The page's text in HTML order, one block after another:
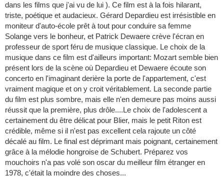
dans les films que j'ai vu de lui ). Ce film est à la fois hilarant,
triste, poétique et audacieux. Gérard Depardieu est irrésistible en
moniteur d'auto-école prêt à tout pour conduire sa femme
Solange vers le bonheur, et Patrick Dewaere crève l'écran en
professeur de sport féru de musique classique. Le choix de la
musique dans ce film est d'ailleurs important: Mozart semble bien
présent lors de la scène où Depardieu et Dewaere écoute son
concerto en l'imaginant derière la porte de l'appartement, c'est
vraiment magique et on y croit véritablement. La seconde partie
du film est plus sombre, mais elle n'en demeure pas moins aussi
réussit que la première, plus drôle....Le choix de l'adolescent a
certainement du être délicat pour Blier, mais le petit Riton est
crédible, même si il n'est pas excellent cela rajoute un côté
décalé au film. Le final est déprimant mais poignant, certainement
grâce à la mélodie hongroise de Schubert. Préparez vos
mouchoirs n'a pas volé son oscar du meilleur film étranger en
1978, c'était la moindre des choses...